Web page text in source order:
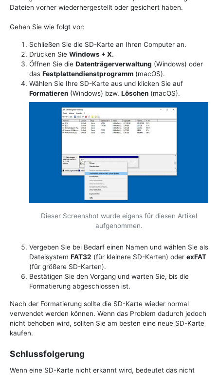
Dateien vorher wiederhergestellt oder gesichert haben.
Gehen Sie wie folgt vor:
Schließen Sie die SD-Karte an Ihren Computer an.
Drücken Sie Windows + X.
Öffnen Sie die Datenträgerverwaltung (Windows) oder
das Festplattendienstprogramm (macOS).
Wählen Sie Ihre SD-Karte aus und klicken Sie auf
Formatieren (Windows) bzw. Löschen (macOS).
Dieser Screenshot wurde eigens für diesen Artikel
aufgenommen.
Vergeben Sie bei Bedarf einen Namen und wählen Sie als
Dateisystem FAT32 (für kleinere SD-Karten) oder exFAT
(für größere SD-Karten).
Bestätigen Sie den Vorgang und warten Sie, bis die
Formatierung abgeschlossen ist.
Nach der Formatierung sollte die SD-Karte wieder normal
verwendet werden können. Wenn das Problem dadurch jedoch
nicht behoben wird, sollten Sie am besten eine neue SD-Karte
kaufen.
Schlussfolgerung
Wenn eine SD-Karte nicht erkannt wird, bedeutet das nicht